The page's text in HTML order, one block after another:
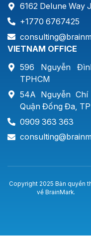
6162 Delune Way
+1770 6767425
VIETNAM OFFICE
596 Nguyễn
TPHCM
54A Nguyễn Chí
Quận Đống Đa,
0909 363 363
Copyright 2025 Bản quyền
về BrainMark.